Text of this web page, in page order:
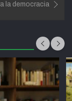
la democracia